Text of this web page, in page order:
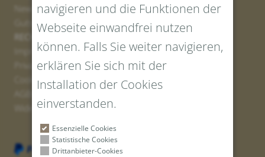
Newsletter Anmelden
Gutschein erstellen
RECHTLICHES UND DATENSCHUTZ
Impressum
Privacy Policy
Cookies
Widerrufsrecht
navigieren und die Funktionen der
Webseite einwandfrei nutzen
können. Falls Sie weiter navigieren,
erklären Sie sich mit der
Installation der Cookies
einverstanden.
Essenzielle Cookies
Statistische Cookies
Drittanbieter-Cookies